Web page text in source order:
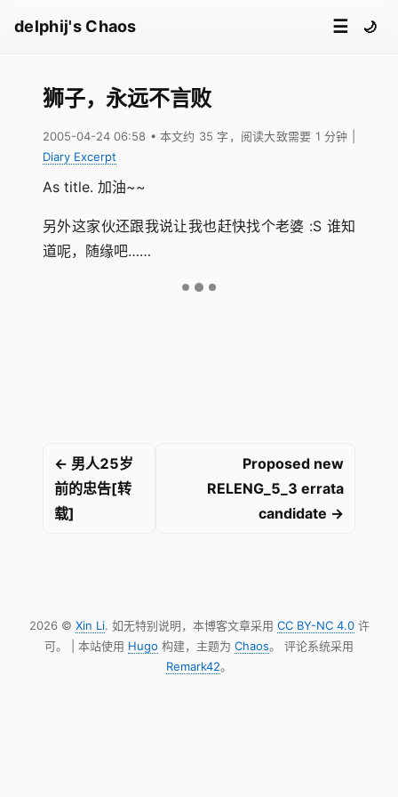
delphij's Chaos ☰ 🌙
狮子，永远不言败
2005-04-24 06:58 • 本文约 35 字，阅读大致需要 1 分钟
Diary Excerpt
As title. 加油~~
另外这家伙还跟我说让我也赶快找个老婆 :S 谁知
道呢，随缘吧……
← 男人25岁
前的忠告[转
载]
Proposed new
RELENG_5_3 errata
candidate →
2026 © Xin Li. 如无特别说明，本博客文章采用 CC BY-NC 4.0许
可。 | 本站使用 Hugo 构建，主题为 Chaos。 评论系统采用
Remark42。